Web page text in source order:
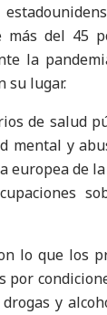
más del 45
la
su lugar.
de salud
mental y
europea de
lo que los
por
y